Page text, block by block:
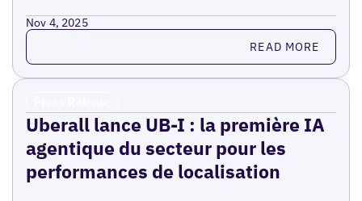
Nov 4, 2025
Read more READ MORE
Uberall lance UB-I : la première IA
agentique du secteur pour les
performances de localisation